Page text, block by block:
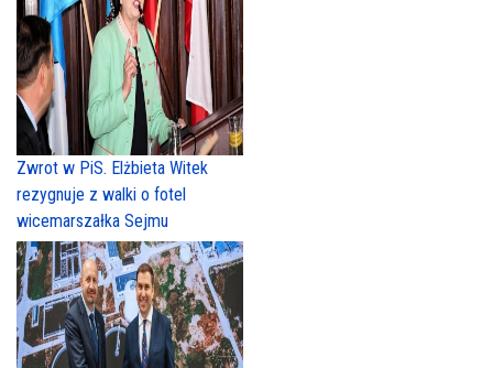
Zwrot w PiS. Elżbieta Witek
rezygnuje z walki o fotel
wicemarszałka Sejmu